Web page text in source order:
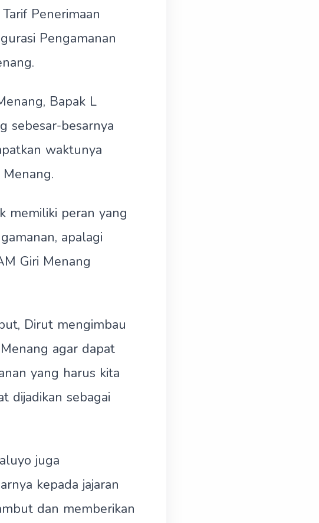
Penerimaan
Pengamanan
Bapak L
sebesar-besarnya
waktunya
memiliki peran yang
apalagi
Giri Menang
Dirut mengimbau
agar dapat
yang harus kita
dijadikan sebagai
juga
kepada jajaran
dan memberikan